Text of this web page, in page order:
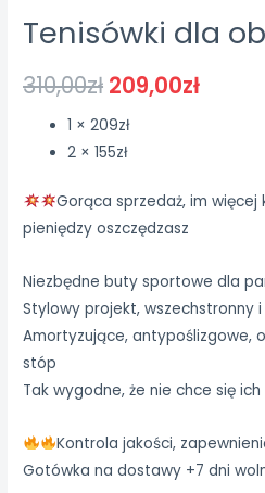
Tenisówki dla
310,00zł 209,00zł
1 × 209zł
2 × 155zł
Gorąca sprzedaż, im więcej
pieniędzy oszczędzasz
Niezbędne buty sportowe dla
Stylowy projekt, wszechstronny
Amortyzujące, antypoślizgowe,
stóp
Tak wygodne, że nie chce się
Kontrola jakości,
Gotówka na dostawy +7 dni